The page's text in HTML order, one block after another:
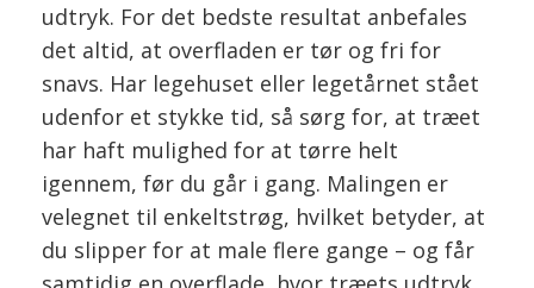
udtryk. For det bedste resultat anbefales
det altid, at overfladen er tør og fri for
snavs. Har legehuset eller legetårnet stået
udenfor et stykke tid, så sørg for, at træet
har haft mulighed for at tørre helt
igennem, før du går i gang. Malingen er
velegnet til enkeltstrøg, hvilket betyder, at
du slipper for at male flere gange – og får